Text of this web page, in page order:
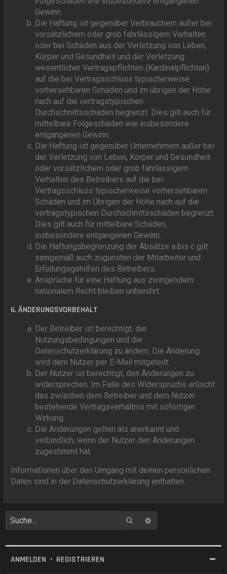
Gewinn.
Die Haftung ist gegenüber Verbrauchern außer bei
vorsätzlichem oder grob fahrlässigem Verhalten
oder bei Schäden aus der Verletzung von Leben,
Körper und Gesundheit und der Verletzung
wesentlicher Vertragspflichten (Kardinalpflichten)
auf die bei Vertragsschluss typischerweise
vorhersehbaren Schäden und im übrigen der Höhe
nach auf die vertragstypischen
Durchschnittsschäden begrenzt. Dies gilt auch für
mittelbare Folgeschäden wie insbesondere
entgangenen Gewinn.
Die Haftung ist gegenüber Unternehmern außer bei
der Verletzung von Leben, Körper und Gesundheit
oder vorsätzlichem oder grob fahrlässigem
Verhalten des Betreibers auf die bei
Vertragsschluss typischerweise vorhersehbaren
Schäden und im Übrigen der Höhe nach auf die
vertragstypischen Durchschnittsschäden begrenzt.
Dies gilt auch für mittelbare Schäden,
insbesondere entgangenen Gewinn.
Die Haftungsbegrenzung der Absätze a bis c gilt
sinngemäß auch zugunsten der Mitarbeiter und
Erfüllungsgehilfen des Betreibers.
Ansprüche für eine Haftung aus zwingendem
nationalem Recht bleiben unberührt.
6. ÄNDERUNGSVORBEHALT
Der Betreiber ist berechtigt, die
Nutzungsbedingungen und die
Datenschutzerklärung zu ändern. Die Änderung
wird dem Nutzer per E-Mail mitgeteilt.
Der Nutzer ist berechtigt, den Änderungen zu
widersprechen. Im Falle des Widerspruchs erlischt
das zwischen dem Betreiber und dem Nutzer
bestehende Vertragsverhältnis mit sofortiger
Wirkung.
Die Änderungen gelten als anerkannt und
verbindlich, wenn der Nutzer den Änderungen
zugestimmt hat.
Informationen über den Umgang mit deinen persönlichen
Daten sind in der Datenschutzerklärung enthalten.
Suche
ANMELDEN • REGISTRIEREN